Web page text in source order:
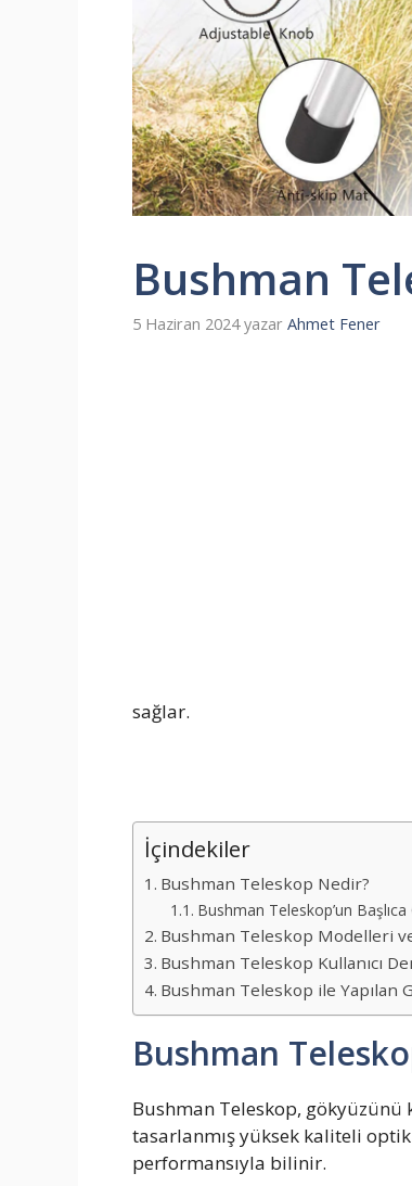
Bushman
5 Haziran 2024 yazar Ahmet Fener
sağlar.
İçindekiler
Bushman Teleskop Nedir?
Bushman Teleskop’un Başlıca
Bushman Teleskop Modelleri
Bushman Teleskop Kullanıcı
Bushman Teleskop ile Yapılan
Bushman
Bushman Teleskop,
tasarlanmış yüksek kaliteli
performansıyla bilinir.